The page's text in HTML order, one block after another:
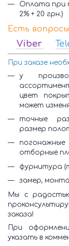
Оплата при
2% + 20 грн.)
Есть
Viber
При заказе
у
цвет
может
точные
размер
погонажные
отборные
фурнитура
замер,
Мы с
заказа!
При
указать в